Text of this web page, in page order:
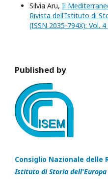
Silvia Aru, Il
Rivista dell'Istituto di
(ISSN 2035-794X): Vol.
Published by
Consiglio Nazionale delle
Istituto di Storia